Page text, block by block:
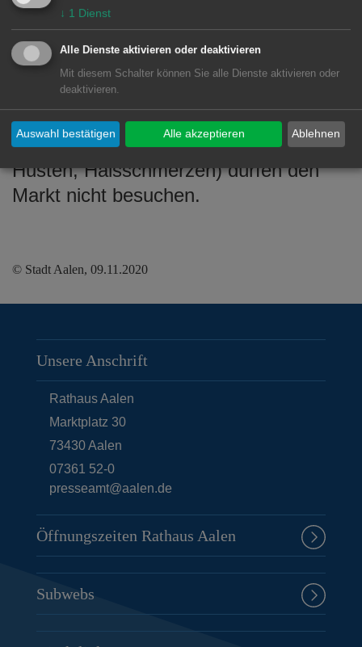
Personen, die in den vergangenen 14
Tagen Kontakt zu einer mit dem
Coronavirus infizierten Person hatten
oder typische Symptome einer Infektion
aufweisen (Geruchs- und
Geschmacksstörungen, Fieber,
Husten, Halsschmerzen) dürfen den
Markt nicht besuchen.
© Stadt Aalen, 09.11.2020
Unsere Anschrift
Rathaus Aalen
Marktplatz 30
73430Aalen
07361 52-0
presseamt@aalen.de
Öffnungszeiten Rathaus Aalen
Subwebs
↓ 1 Dienst
Alle Dienste aktivieren oder deaktivieren
Mit diesem Schalter können Sie alle Dienste aktivieren oder
deaktivieren.
Ablehnen
Auswahl bestätigen Alle akzeptieren